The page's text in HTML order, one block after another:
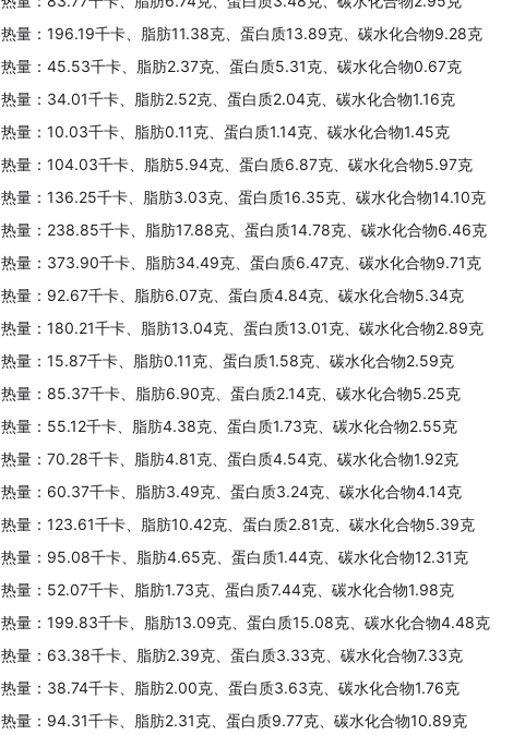
热量：196.19千卡、脂肪11.38克、蛋白质13.89克、碳水化合物9.28克
热量：45.53千卡、脂肪2.37克、蛋白质5.31克、碳水化合物0.67克
热量：34.01千卡、脂肪2.52克、蛋白质2.04克、碳水化合物1.16克
热量：10.03千卡、脂肪0.11克、蛋白质1.14克、碳水化合物1.45克
热量：104.03千卡、脂肪5.94克、蛋白质6.87克、碳水化合物5.97克
热量：136.25千卡、脂肪3.03克、蛋白质16.35克、碳水化合物14.10克
热量：238.85千卡、脂肪17.88克、蛋白质14.78克、碳水化合物6.46克
热量：373.90千卡、脂肪34.49克、蛋白质6.47克、碳水化合物9.71克
热量：92.67千卡、脂肪6.07克、蛋白质4.84克、碳水化合物5.34克
热量：180.21千卡、脂肪13.04克、蛋白质13.01克、碳水化合物2.89克
热量：15.87千卡、脂肪0.11克、蛋白质1.58克、碳水化合物2.59克
热量：85.37千卡、脂肪6.90克、蛋白质2.14克、碳水化合物5.25克
热量：55.12千卡、脂肪4.38克、蛋白质1.73克、碳水化合物2.55克
热量：70.28千卡、脂肪4.81克、蛋白质4.54克、碳水化合物1.92克
热量：60.37千卡、脂肪3.49克、蛋白质3.24克、碳水化合物4.14克
热量：123.61千卡、脂肪10.42克、蛋白质2.81克、碳水化合物5.39克
热量：95.08千卡、脂肪4.65克、蛋白质1.44克、碳水化合物12.31克
热量：52.07千卡、脂肪1.73克、蛋白质7.44克、碳水化合物1.98克
热量：199.83千卡、脂肪13.09克、蛋白质15.08克、碳水化合物4.48克
热量：63.38千卡、脂肪2.39克、蛋白质3.33克、碳水化合物7.33克
热量：38.74千卡、脂肪2.00克、蛋白质3.63克、碳水化合物1.76克
热量：94.31千卡、脂肪2.31克、蛋白质9.77克、碳水化合物10.89克